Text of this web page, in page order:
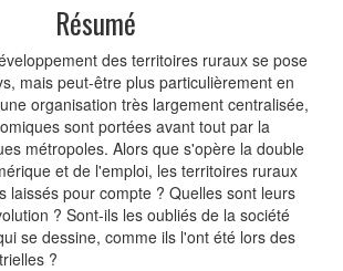
Résumé
des territoires ruraux se pose
mais peut-être plus particulièrement en
organisation très largement centralisée,
sont portées avant tout par la
métropoles. Alors que s'opère la double
et de l'emploi, les territoires ruraux
laissés pour compte ? Quelles sont leurs
? Sont-ils les oubliés de la société
se dessine, comme ils l'ont été lors des
?